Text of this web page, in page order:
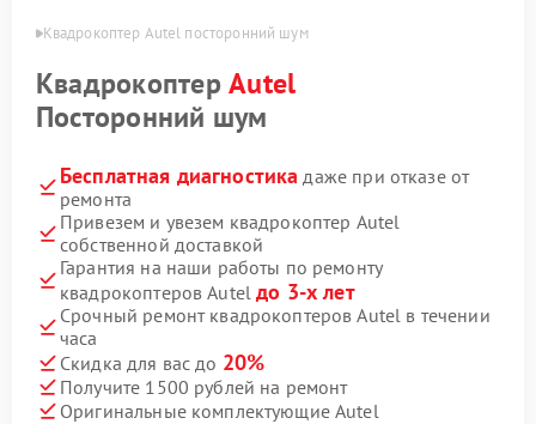
Квадрокоптер Autel посторонний шум
КвадрокоптерAutel
Посторонний шум
Бесплатная диагностика даже при отказе от
ремонта
Привезем и увезем квадрокоптер Autel
собственной доставкой
Гарантия на наши работы по ремонту
квадрокоптеров Autelдо 3-х лет
Срочный ремонт квадрокоптеров Autel в течении
часа
Скидка для вас до 20%
Получите 1500 рублей на ремонт
Оригинальные комплектующие Autel